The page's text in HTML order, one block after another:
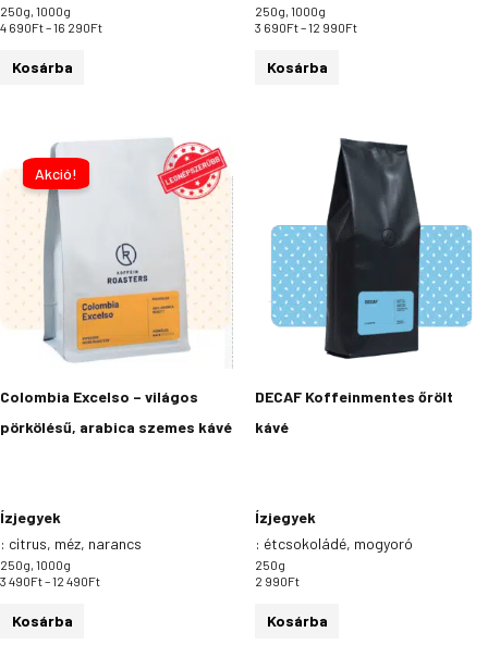
250g, 1000g
4 690Ft–16 290Ft
Kosárba
250g, 1000g
3 690Ft–12 990Ft
Kosárba
Akció!
Colombia Excelso – világos
pörkölésű, arabica szemes kávé
Ízjegyek
: citrus, méz, narancs
250g, 1000g
3 490Ft–12 490Ft
Ártartomány:
Kosárba
Ennek
variációja
van.
A
változatok
a
választhatók
ki
DECAF Koffeinmentes őrölt
kávé
Ízjegyek
: étcsokoládé, mogyoró
250g
2 990Ft
Kosárba